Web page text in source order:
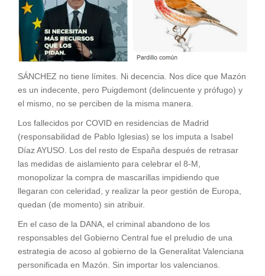
SÁNCHEZ no tiene límites. Ni decencia. Nos dice que Mazón
es un indecente, pero Puigdemont (delincuente y prófugo) y
el mismo, no se perciben de la misma manera.
Los fallecidos por COVID en residencias de Madrid
(responsabilidad de Pablo Iglesias) se los imputa a Isabel
Díaz AYUSO. Los del resto de España después de retrasar
las medidas de aislamiento para celebrar el 8-M,
monopolizar la compra de mascarillas impidiendo que
llegaran con celeridad, y realizar la peor gestión de Europa,
quedan (de momento) sin atribuir.
En el caso de la DANA, el criminal abandono de los
responsables del Gobierno Central fue el preludio de una
estrategia de acoso al gobierno de la Generalitat Valenciana
personificada en Mazón. Sin importar los valencianos.